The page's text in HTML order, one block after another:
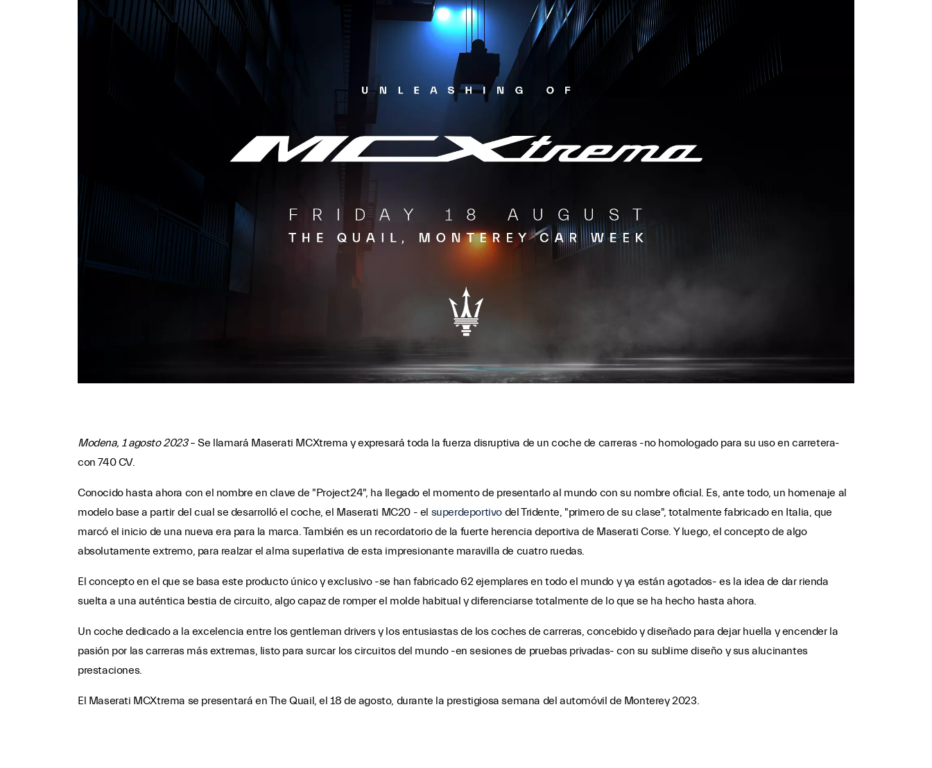
Modena, 1 agosto 2023– Se llamará Maserati MCXtrema y expresará toda la fuerza disruptiva de un coche de carreras -no homologado para su uso en carretera-
con 740 CV.
Conocido hasta ahora con el nombre en clave de "Project24", ha llegado el momento de presentarlo al mundo con su nombre oficial. Es, ante todo, un homenaje al
modelo base a partir del cual se desarrolló el coche, el Maserati MC20 - el superdeportivodel Tridente, "primero de su clase", totalmente fabricado en Italia, que
marcó el inicio de una nueva era para la marca. También es un recordatorio de la fuerte herencia deportiva de Maserati Corse. Y luego, el concepto de algo
absolutamente extremo, para realzar el alma superlativa de esta impresionante maravilla de cuatro ruedas.
El concepto en el que se basa este producto único y exclusivo -se han fabricado 62 ejemplares en todo el mundo y ya están agotados- es la idea de dar rienda
suelta a una auténtica bestia de circuito, algo capaz de romper el molde habitual y diferenciarse totalmente de lo que se ha hecho hasta ahora.
Un coche dedicado a la excelencia entre los gentleman drivers y los entusiastas de los coches de carreras, concebido y diseñado para dejar huella y encender la
pasión por las carreras más extremas, listo para surcar los circuitos del mundo -en sesiones de pruebas privadas- con su sublime diseño y sus alucinantes
prestaciones.
El Maserati MCXtrema se presentará en The Quail, el 18 de agosto, durante la prestigiosa semana del automóvil de Monterey 2023.